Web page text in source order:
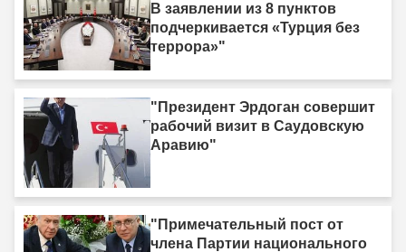
В заявлении из 8 пунктов
подчеркивается «Турция без
террора»"
"Президент Эрдоган совершит
рабочий визит в Саудовскую
Аравию"
"Примечательный пост от
члена Партии национального